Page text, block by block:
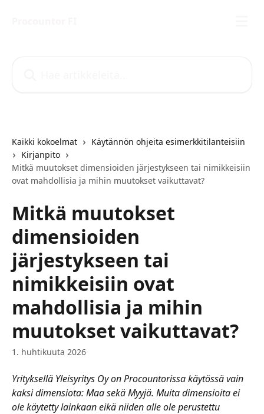
Kaikki kokoelmat
Käytännön ohjeita esimerkkitilanteisiin
Kirjanpito
Mitkä muutokset dimensioiden järjestykseen tai nimikkeisiin
ovat mahdollisia ja mihin muutokset vaikuttavat?
Mitkä muutokset
dimensioiden
järjestykseen tai
nimikkeisiin ovat
mahdollisia ja mihin
muutokset vaikuttavat?
1. huhtikuuta 2026
Yrityksellä Yleisyritys Oy on Procountorissa käytössä vain
kaksi dimensiota: Maa sekä Myyjä. Muita dimensioita ei
ole käytetty lainkaan eikä niiden alle ole perustettu